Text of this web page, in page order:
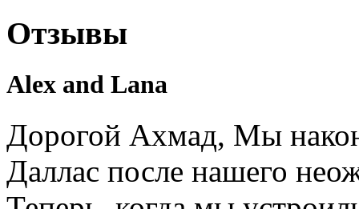
Отзывы
Alex and Lana
Дорогой Ахмад, Мы
Даллас после нашего